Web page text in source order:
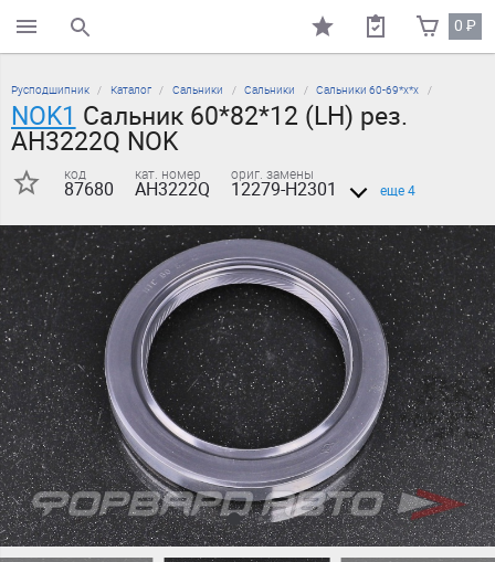
поиск по каталогу 0₽
Русподшипник Каталог Сальники Сальники Сальники 60-69*х*х
NOK1 Сальник 60*82*12 (LH) рез.
AH3222Q NOK
код
87680
кат. номер
AH3222Q
ориг. замены
12279-H2301 еще 4